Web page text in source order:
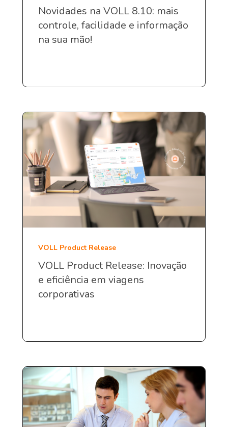
Novidades na VOLL 8.10: mais
controle, facilidade e informação
na sua mão!
VOLL Product Release
VOLL Product Release: Inovação
e eficiência em viagens
corporativas